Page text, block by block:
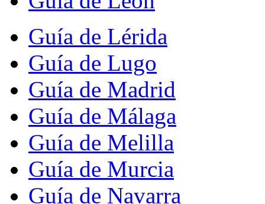
Guía de Lérida
Guía de Lugo
Guía de Madrid
Guía de Málaga
Guía de Melilla
Guía de Murcia
Guía de Navarra